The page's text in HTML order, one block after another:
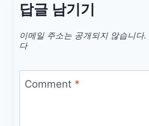
답글 남기기
이메일 주소는 공개되지 않습니다.
다
Comment *